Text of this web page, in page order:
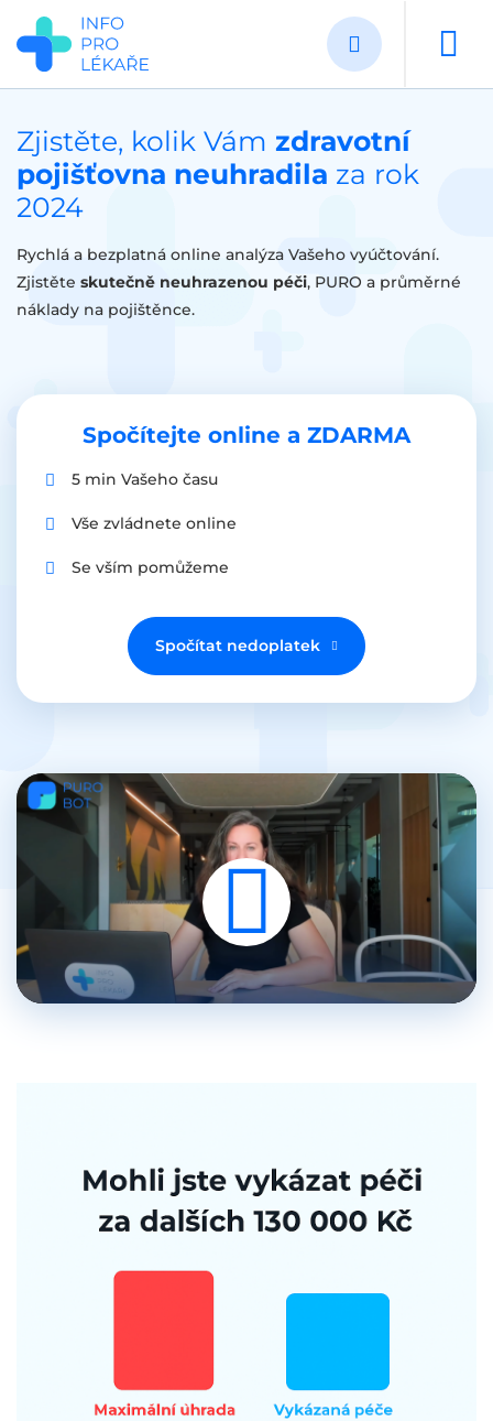
Přejít
hlavnímu
obsahu
Zjistěte, kolik Vám zdravotní
pojišťovna neuhradila za rok
2024
Rychlá a bezplatná online analýza Vašeho vyúčtování.
Zjistěte skutečně neuhrazenou péči, PURO a průměrné
náklady na pojištěnce.
Spočítejte online a ZDARMA
5 min Vašeho času
Vše zvládnete online
Se vším pomůžeme
Spočítat nedoplatek